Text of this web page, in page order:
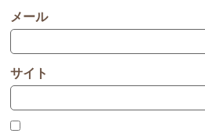
メール
サイト